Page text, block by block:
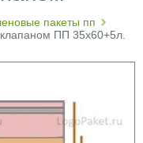
пакеты пп
ПП 35х60+5л.